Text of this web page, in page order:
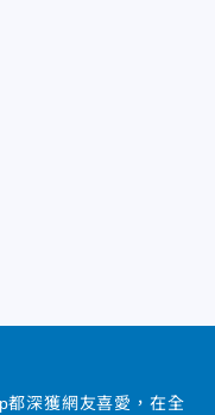
都深獲網友喜愛，在全